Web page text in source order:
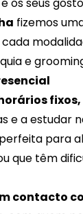
fizemos
e
fixos,
e a estudar
para
que têm
contacto